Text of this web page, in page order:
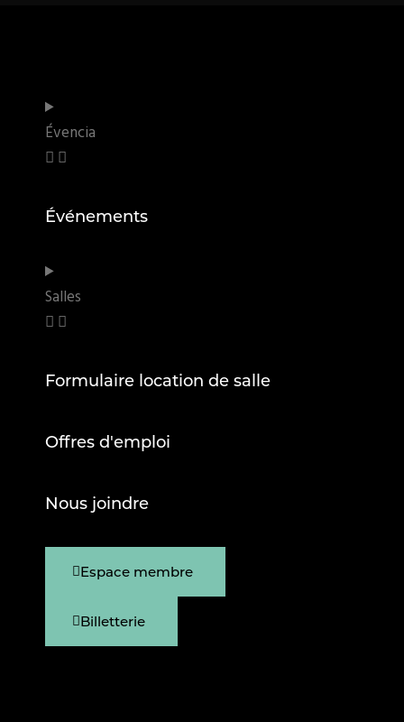
Évencia
Événements
Salles
Formulaire location de salle
Offres d'emploi
Nous joindre
Espace membre
Billetterie